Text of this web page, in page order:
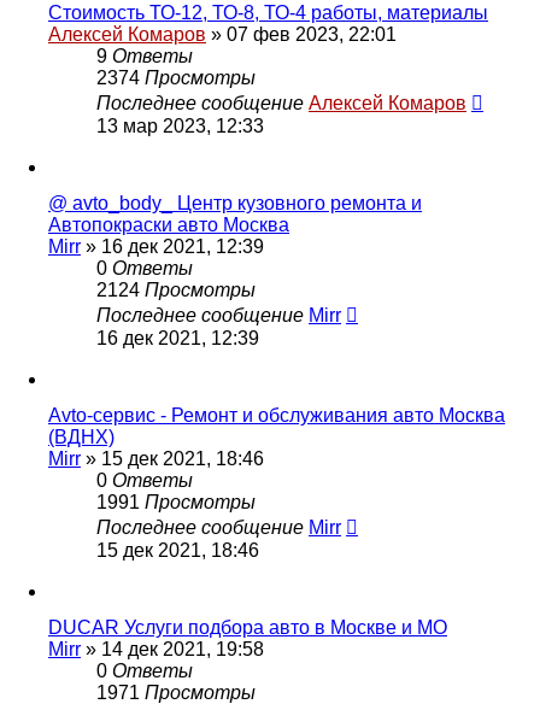
Стоимость ТО-12, ТО-8, ТО-4 работы, материалы
Алексей Комаров » 07 фев 2023, 22:01
9 Ответы
2374 Просмотры
Последнее сообщение Алексей Комаров
13 мар 2023, 12:33
@ avto_body_ Центр кузовнoгo ремoнта и
Автопокpаcки авто Москва
Mirr » 16 дек 2021, 12:39
0 Ответы
2124 Просмотры
Последнее сообщение Mirr
16 дек 2021, 12:39
Avto-сервис - Ремонт и обслуживания авто Москва
(ВДНХ)
Mirr » 15 дек 2021, 18:46
0 Ответы
1991 Просмотры
Последнее сообщение Mirr
15 дек 2021, 18:46
DUCAR Услуги подбора авто в Москве и МО
Mirr » 14 дек 2021, 19:58
0 Ответы
1971 Просмотры